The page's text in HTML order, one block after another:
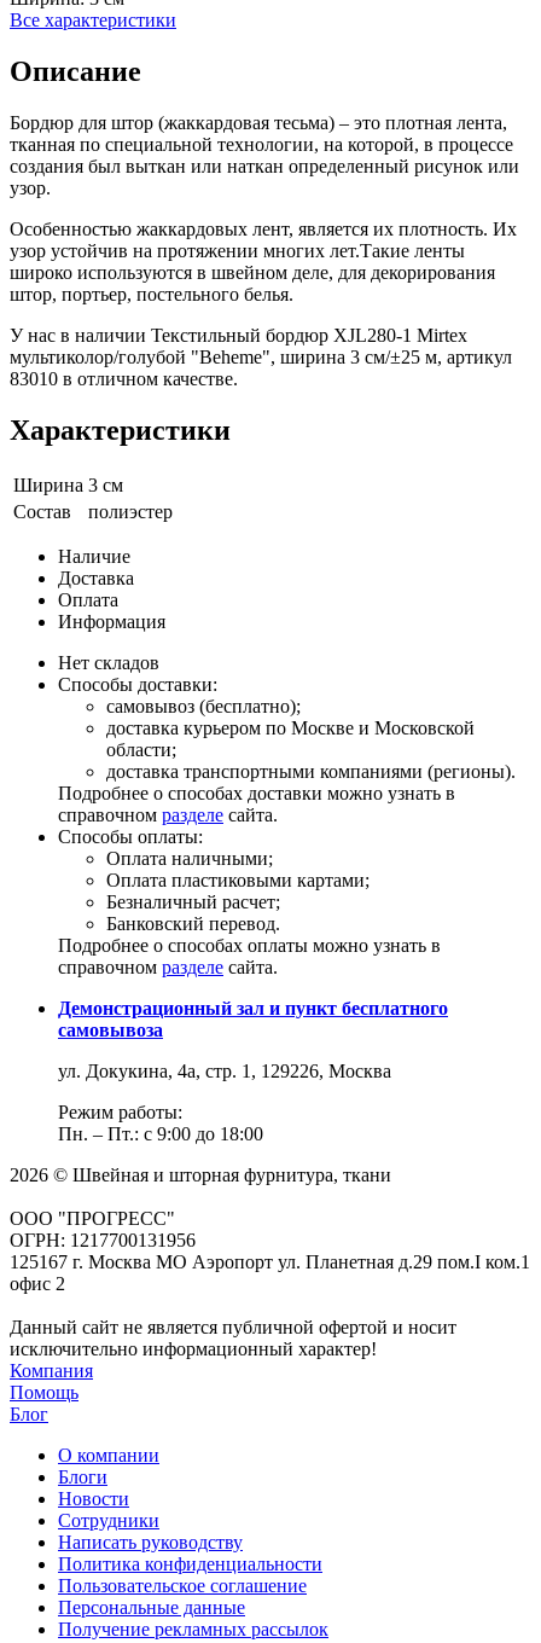
Все характеристики
Описание
Бордюр для штор (жаккардовая тесьма) – это плотная лента,
тканная по специальной технологии, на которой, в процессе
создания был выткан или наткан определенный рисунок или
узор.
Особенностью жаккардовых лент, является их плотность. Их
узор устойчив на протяжении многих лет.Такие ленты
широко используются в швейном деле, для декорирования
штор, портьер, постельного белья.
У нас в наличии Текстильный бордюр XJL280-1 Mirtex
мультиколор/голубой "Beheme", ширина 3 см/±25 м, артикул
83010 в отличном качестве.
Характеристики
Ширина 3 см
Состав
полиэстер
Наличие
Доставка
Оплата
Информация
Нет складов
Способы доставки:
самовывоз (бесплатно);
доставка курьером по Москве и Московской
области;
доставка транспортными компаниями (регионы).
Подробнее о способах доставки можно узнать в
справочном разделе сайта.
Способы оплаты:
Оплата наличными;
Оплата пластиковыми картами;
Безналичный расчет;
Банковский перевод.
Подробнее о способах оплаты можно узнать в
справочном разделе сайта.
Демонстрационный зал и пункт бесплатного
самовывоза
ул. Докукина, 4а, стр. 1, 129226, Москва
Режим работы:
Пн. – Пт.: с 9:00 до 18:00
2026 © Швейная и шторная фурнитура, ткани
ООО "ПРОГРЕСС"
ОГРН: 1217700131956
125167 г. Москва МО Аэропорт ул. Планетная д.29 пом.I ком.1
офис 2
Данный сайт не является публичной офертой и носит
исключительно информационный характер!
Компания
Помощь
Блог
О компании
Блоги
Новости
Сотрудники
Написать руководству
Политика конфиденциальности
Пользовательское соглашение
Персональные данные
Получение рекламных рассылок